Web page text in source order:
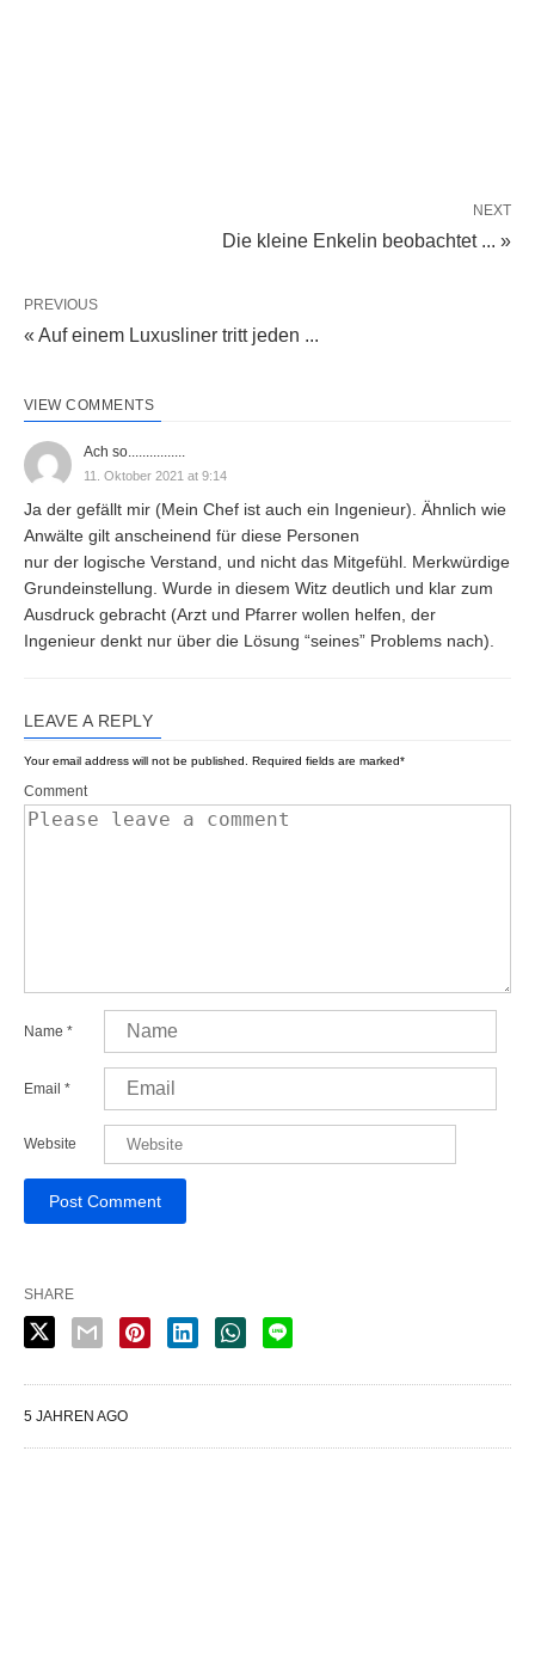
NEXT
Die kleine Enkelin beobachtet ... »
PREVIOUS
« Auf einem Luxusliner tritt jeden ...
VIEW COMMENTS
Ach so................
11. Oktober 2021 at 9:14
Ja der gefällt mir (Mein Chef ist auch ein Ingenieur). Ähnlich wie
Anwälte gilt anscheinend für diese Personen
nur der logische Verstand, und nicht das Mitgefühl. Merkwürdige
Grundeinstellung. Wurde in diesem Witz deutlich und klar zum
Ausdruck gebracht (Arzt und Pfarrer wollen helfen, der
Ingenieur denkt nur über die Lösung “seines” Problems nach).
LEAVE A REPLY
Your email address will not be published. Required fields are marked*
Comment
Name *
Email *
Website
SHARE
5 JAHREN AGO